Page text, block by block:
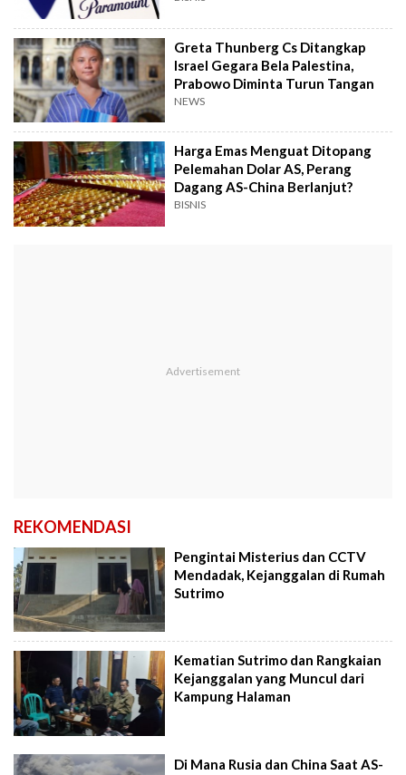
Greta Thunberg Cs Ditangkap
Israel Gegara Bela Palestina,
Prabowo Diminta Turun Tangan
NEWS
Harga Emas Menguat Ditopang
Pelemahan Dolar AS, Perang
Dagang AS-China Berlanjut?
BISNIS
REKOMENDASI
Pengintai Misterius dan CCTV
Mendadak, Kejanggalan di Rumah
Sutrimo
Kematian Sutrimo dan Rangkaian
Kejanggalan yang Muncul dari
Kampung Halaman
Di Mana Rusia dan China Saat AS-